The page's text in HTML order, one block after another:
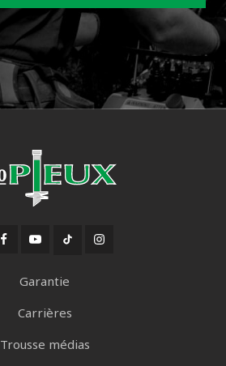
Garantie
Carrières
Trousse médias